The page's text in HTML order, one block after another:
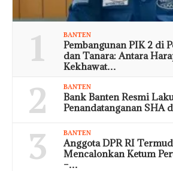
1 BANTEN
Pembangunan PIK 2 di
dan Tanara: Antara
Kekhawat…
2 BANTEN
Bank Banten Resmi
Penandatanganan SHA
3 BANTEN
Anggota DPR RI
Mencalonkan Ketum
–…